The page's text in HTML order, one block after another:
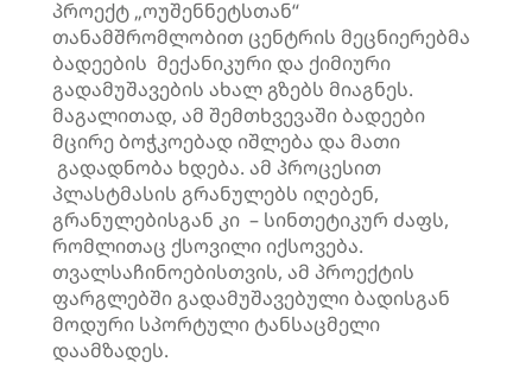
პროექტ „ოუშენნეტსთან“
თანამშრომლობით ცენტრის მეცნიერებმა
ბადეების მექანიკური და ქიმიური
გადამუშავების ახალ გზებს მიაგნეს.
მაგალითად, ამ შემთხვევაში ბადეები
მცირე ბოჭკოებად იშლება და მათი
გადადნობა ხდება. ამ პროცესით
პლასტმასის გრანულებს იღებენ,
გრანულებისგან კი – სინთეტიკურ ძაფს,
რომლითაც ქსოვილი იქსოვება.
თვალსაჩინოებისთვის, ამ პროექტის
ფარგლებში გადამუშავებული ბადისგან
მოდური სპორტული ტანსაცმელი
დაამზადეს.